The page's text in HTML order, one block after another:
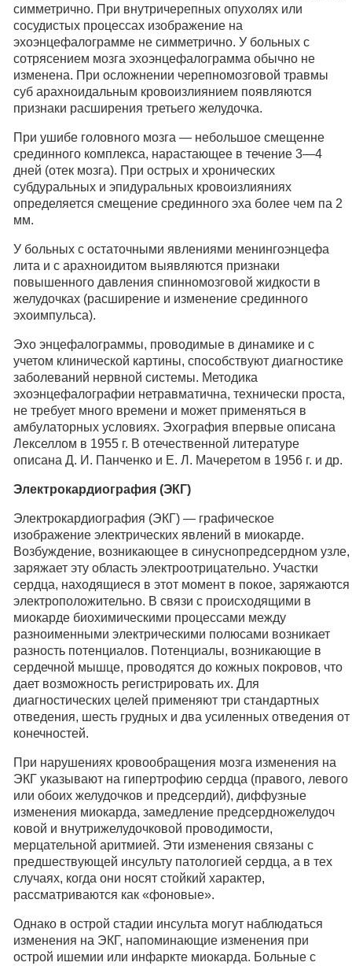
симметрично. При внутричерепных опухолях или
сосудистых процессах изображение на
эхоэнцефалограмме не симметрично. У больных с
сотрясением мозга эхоэнцефалограмма обычно не
изменена. При осложнении черепномозговой травмы
суб арахноидальным кровоизлиянием появляются
признаки расширения третьего желудочка.
При ушибе головного мозга — небольшое смещенне
срединного комплекса, нарастающее в течение 3—4
дней (отек мозга). При острых и хронических
субдуральных и эпидуральных кровоизлияниях
определяется смещение срединного эха более чем па 2
мм.
У больных с остаточными явлениями менингоэнцефа
лита и с арахноидитом выявляются признаки
повышенного давления спинномозговой жидкости в
желудочках (расширение и изменение срединного
эхоимпульса).
Эхо энцефалограммы, проводимые в динамике и с
учетом клинической картины, способствуют диагностике
заболеваний нервной системы. Методика
эхоэнцефалографии нетравматична, технически проста,
не требует много времени и может применяться в
амбулаторных условиях. Эхография впервые описана
Лекселлом в 1955 г. В отечественной литературе
описана Д. И. Панченко и Е. Л. Мачеретом в 1956 г. и др.
Электрокардиография (ЭКГ)
Электрокардиография (ЭКГ) — графическое
изображение электрических явлений в миокарде.
Возбуждение, возникающее в синуснопредсердном узле,
заряжает эту область электроотрицательно. Участки
сердца, находящиеся в этот момент в покое, заряжаются
электроположительно. В связи с происходящими в
миокарде биохимическими процессами между
разноименными электрическими полюсами возникает
разность потенциалов. Потенциалы, возникающие в
сердечной мышце, проводятся до кожных покровов, что
дает возможность регистрировать их. Для
диагностических целей применяют три стандартных
отведения, шесть грудных и два усиленных отведения от
конечностей.
При нарушениях кровообращения мозга изменения на
ЭКГ указывают на гипертрофию сердца (правого, левого
или обоих желудочков и предсердий), диффузные
изменения миокарда, замедление предсердножелудоч
ковой и внутрижелудочковой проводимости,
мерцательной аритмией. Эти изменения связаны с
предшествующей инсульту патологией сердца, а в тех
случаях, когда они носят стойкий характер,
рассматриваются как «фоновые».
Однако в острой стадии инсульта могут наблюдаться
изменения на ЭКГ, напоминающие изменения при
острой ишемии или инфаркте миокарда. Больные с